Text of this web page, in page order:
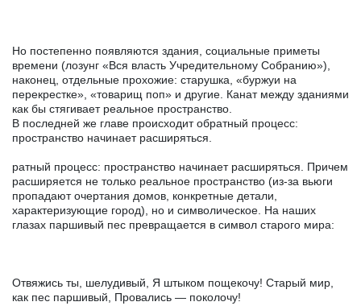
Но постепенно появляются здания, социальные приметы
времени (лозунг «Вся власть Учредительному Собранию»),
наконец, отдельные прохожие: старушка, «буржуи на
перекрестке», «товарищ поп» и другие. Канат между зданиями
как бы стягивает реальное пространство.
В последней же главе происходит обратный процесс:
пространство начинает расширяться.
ратный процесс: пространство начинает расширяться. Причем
расширяется не только реальное пространство (из-за вьюги
пропадают очертания домов, конкретные детали,
характеризующие город), но и символическое. На наших
глазах паршивый пес превращается в символ старого мира:
Отвяжись ты, шелудивый, Я штыком пощекочу! Старый мир,
как пес паршивый, Провались — поколочу!